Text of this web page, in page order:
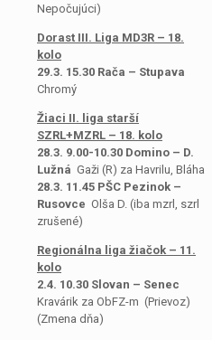
Nepočujúci)
Dorast III. Liga MD3R – 18.
kolo
29.3. 15.30 Rača – Stupava
Chromý
Žiaci II. liga starší
SZRL+MZRL – 18. kolo
28.3. 9.00-10.30 Domino – D.
Lužná Gaži (R) za Havrilu, Bláha
28.3. 11.45 PŠC Pezinok –
Rusovce Olša D. (iba mzrl, szrl
zrušené)
Regionálna liga žiačok – 11.
kolo
2.4. 10.30 Slovan – Senec
Kravárik za ObFZ-m (Prievoz)
(Zmena dňa)